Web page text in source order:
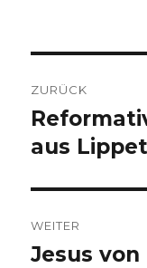
ZURÜCK
Vorheriger
Beitrag:
aus
WEITER
Nächster
Jesus